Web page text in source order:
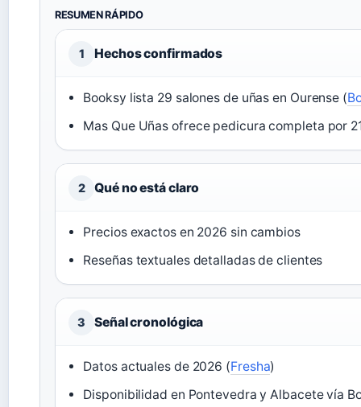
RESUMEN RÁPIDO
1 Hechos confirmados
Booksy lista 29 salones de uñas en Ourense (
Mas Que Uñas ofrece pedicura completa por
2 Qué no está claro
Precios exactos en 2026 sin cambios
Reseñas textuales detalladas de clientes
3 Señal cronológica
Datos actuales de 2026 (Fresha)
Disponibilidad en Pontevedra y Albacete vía